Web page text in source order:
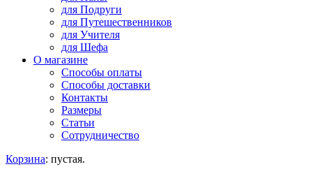
для Подруги
для Путешественников
для Учителя
для Шефа
О магазине
Способы оплаты
Способы доставки
Контакты
Размеры
Статьи
Сотрудничество
Корзина: пустая.